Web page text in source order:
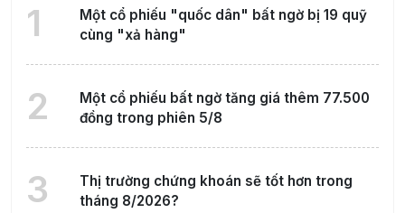
1
Một cổ phiếu "quốc dân" bất ngờ bị 19 quỹ
cùng "xả hàng"
2
Một cổ phiếu bất ngờ tăng giá thêm 77.500
đồng trong phiên 5/8
3
Thị trường chứng khoán sẽ tốt hơn trong
tháng 8/2026?